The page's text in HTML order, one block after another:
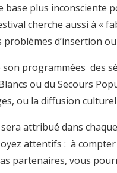
base plus inconsciente
cherche aussi à «
problèmes d’insertion
son programmées des
ou du Secours
ou la diffusion
attribué dans
attentifs : à
partenaires, vous